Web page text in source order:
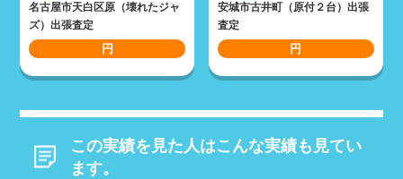
名古屋市天白区原（壊れたジャ
ズ）出張査定
円
安城市古井町（原付２台）出張
査定
円
この実績を見た人はこんな実績も見てい
ます。